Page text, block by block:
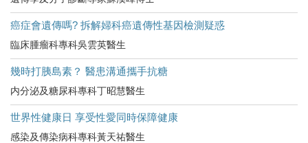
癌症會遺傳嗎? 拆解婦科癌遺傳性基因檢測疑惑
臨床腫瘤科專科吳雲英醫生
幾時打胰島素？ 醫患溝通攜手抗糖
内分泌及糖尿科專科丁昭慧醫生
世界性健康日 享受性愛同時保障健康
感染及傳染病科專科黃天祐醫生